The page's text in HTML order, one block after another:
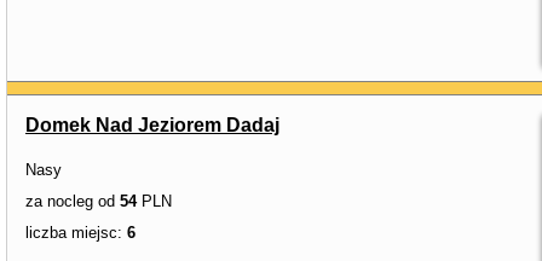
Domek Nad Jeziorem Dadaj
Nasy
za nocleg od 54PLN
liczba miejsc: 6